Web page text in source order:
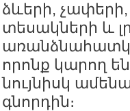
ձևերի,
տեսակների և
որոնք կարող
նույնիսկ
գնորդին։